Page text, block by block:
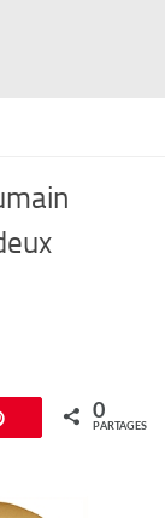
Épingle 0
PARTAGES